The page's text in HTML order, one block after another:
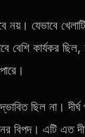
যেভাবে
বেশি কার্যকর
ছিল না।
এটি এত